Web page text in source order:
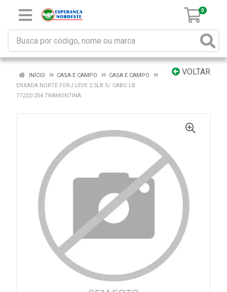
0
VOLTAR
INÍCIO CASA E CAMPO
CASA E CAMPO
ENXADA NORTE FORJ LEVE 2.5LB S/ CABO LB
77222/254 TRAMONTINA